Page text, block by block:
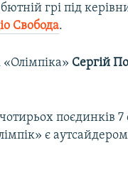
грі під
Свобода.
«Олімпіка» Сергій
поєдинків
є